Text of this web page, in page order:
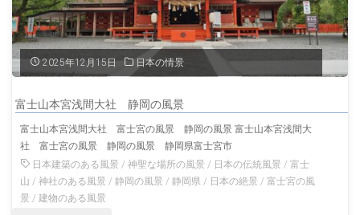
の
風
景"
暮
れ
豆
半
島
2025年12月15日 日本の情景
富士山本宮浅間大社 静岡の風景
富士山本宮浅間大社 富士宮の風景 静岡の風景 富士山本宮浅間大
社 富士宮の風景 静岡の風景 静岡県富士宮市
日本建築のある風景 /神聖な場所の風景 / 日本の伝統風景 /富士
山 /神社のある風景 / 静岡の風景 / 静岡県 / 日本の絶景 /富士宮の風
景 /建物のある風景